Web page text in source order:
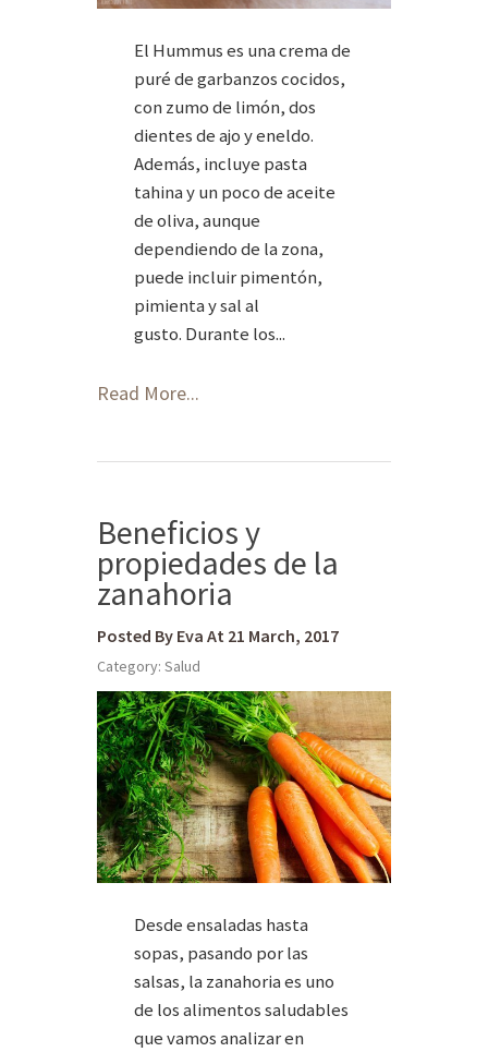
El Hummus es una crema de
puré de garbanzos cocidos,
con zumo de limón, dos
dientes de ajo y eneldo.
Además, incluye pasta
tahina y un poco de aceite
de oliva, aunque
dependiendo de la zona,
puede incluir pimentón,
pimienta y sal al
gusto. Durante los...
Read More...
Beneficios y
propiedades de la
zanahoria
Posted By Eva At 21 March, 2017
Category: Salud
Desde ensaladas hasta
sopas, pasando por las
salsas, la zanahoria es uno
de los alimentos saludables
que vamos analizar en